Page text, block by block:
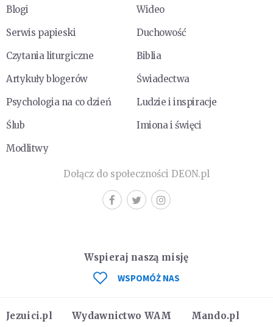
Blogi
Wideo
Serwis papieski
Duchowość
Czytania liturgiczne
Biblia
Artykuły blogerów
Świadectwa
Psychologia na co dzień
Ludzie i inspiracje
Ślub
Imiona i święci
Modlitwy
Dołącz do społeczności DEON.pl
Jezuici.pl Wydawnictwo WAM Mando.pl
Wspieraj naszą misję
WSPOMÓŻ NAS